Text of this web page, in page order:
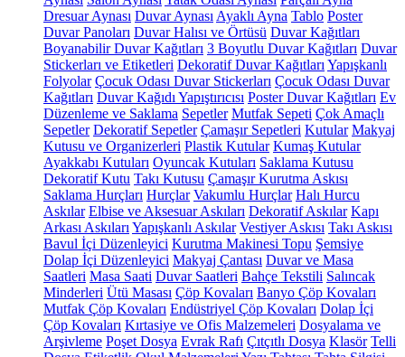
Dresuar Aynası Duvar Aynası Ayaklı Ayna Tablo Poster
Duvar Panoları Duvar Halısı ve Örtüsü Duvar Kağıtları
Boyanabilir Duvar Kağıtları 3 Boyutlu Duvar Kağıtları Duvar
Stickerları ve Etiketleri Dekoratif Duvar Kağıtları Yapışkanlı
Folyolar Çocuk Odası Duvar Stickerları Çocuk Odası Duvar
Kağıtları Duvar Kağıdı Yapıştırıcısı Poster Duvar Kağıtları Ev
Düzenleme ve Saklama Sepetler Mutfak Sepeti Çok Amaçlı
Sepetler Dekoratif Sepetler Çamaşır Sepetleri Kutular Makyaj
Kutusu ve Organizerleri Plastik Kutular Kumaş Kutular
Ayakkabı Kutuları Oyuncak Kutuları Saklama Kutusu
Dekoratif Kutu Takı Kutusu Çamaşır Kurutma Askısı
Saklama Hurçları Hurçlar Vakumlu Hurçlar Halı Hurcu
Askılar Elbise ve Aksesuar Askıları Dekoratif Askılar Kapı
Arkası Askıları Yapışkanlı Askılar Vestiyer Askısı Takı Askısı
Bavul İçi Düzenleyici Kurutma Makinesi Topu Şemsiye
Dolap İçi Düzenleyici Makyaj Çantası Duvar ve Masa
Saatleri Masa Saati Duvar Saatleri Bahçe Tekstili Salıncak
Minderleri Ütü Masası Çöp Kovaları Banyo Çöp Kovaları
Mutfak Çöp Kovaları Endüstriyel Çöp Kovaları Dolap İçi
Çöp Kovaları Kırtasiye ve Ofis Malzemeleri Dosyalama ve
Arşivleme Poşet Dosya Evrak Rafı Çıtçıtlı Dosya Klasör Telli